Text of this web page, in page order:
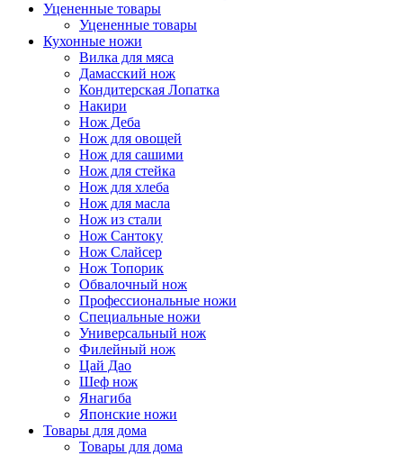
Уцененные товары
Уцененные товары
Кухонные ножи
Вилка для мяса
Дамасский нож
Кондитерская Лопатка
Накири
Нож Деба
Нож для овощей
Нож для сашими
Нож для стейка
Нож для хлеба
Нож для масла
Нож из стали
Нож Сантоку
Нож Слайсер
Нож Топорик
Обвалочный нож
Профессиональные ножи
Специальные ножи
Универсальный нож
Филейный нож
Цай Дао
Шеф нож
Янагиба
Японские ножи
Товары для дома
Товары для дома